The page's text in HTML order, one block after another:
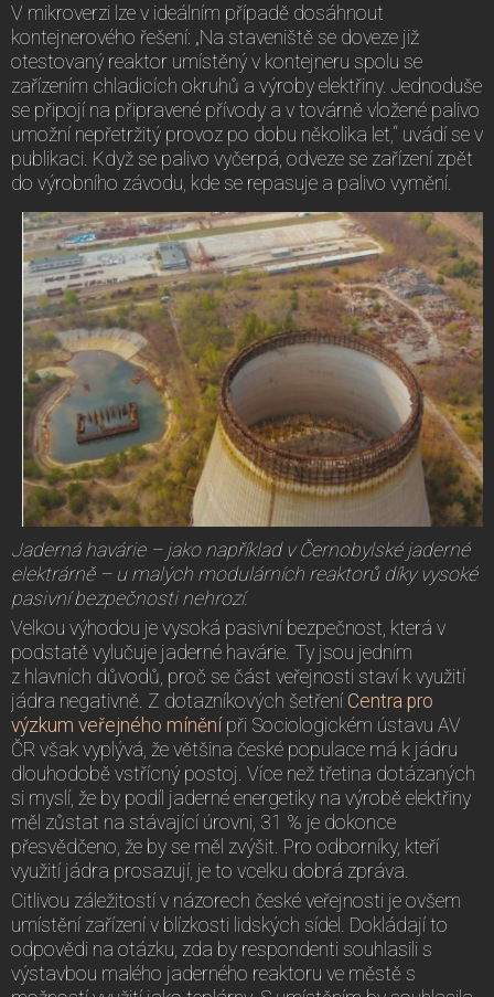
V mikroverzi lze v ideálním případě dosáhnout
kontejnerového řešení: „Na staveniště se doveze již
otestovaný reaktor umístěný v kontejneru spolu se
zařízením chladicích okruhů a výroby elektřiny. Jednoduše
se připojí na připravené přívody a v továrně vložené palivo
umožní nepřetržitý provoz po dobu několika let,“ uvádí se v
publikaci. Když se palivo vyčerpá, odveze se zařízení zpět
do výrobního závodu, kde se repasuje a palivo vymění.
Jaderná havárie – jako například v Černobylské jaderné
elektrárně – u malých modulárních reaktorů díky vysoké
pasivní bezpečnosti nehrozí.
Velkou výhodou je vysoká pasivní bezpečnost, která v
podstatě vylučuje jaderné havárie. Ty jsou jedním
z hlavních důvodů, proč se část veřejnosti staví k využití
jádra negativně. Z dotazníkových šetření Centra pro
výzkum veřejného míněnípři Sociologickém ústavu AV
ČR však vyplývá, že většina české populace má k jádru
dlouhodobě vstřícný postoj. Více než třetina dotázaných
si myslí, že by podíl jaderné energetiky na výrobě elektřiny
měl zůstat na stávající úrovni, 31 % je dokonce
přesvědčeno, že by se měl zvýšit. Pro odborníky, kteří
využití jádra prosazují, je to vcelku dobrá zpráva.
Citlivou záležitostí v názorech české veřejnosti je ovšem
umístění zařízení v blízkosti lidských sídel. Dokládají to
odpovědi na otázku, zda by respondenti souhlasili s
výstavbou malého jaderného reaktoru ve městě s